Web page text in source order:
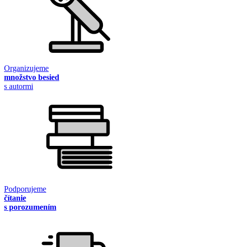
Organizujeme
množstvo besied
s autormi
Podporujeme
čítanie
s porozumením